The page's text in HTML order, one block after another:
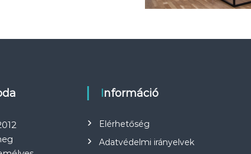
Információ
Elérhetőség
Adatvédelmi irányelvek